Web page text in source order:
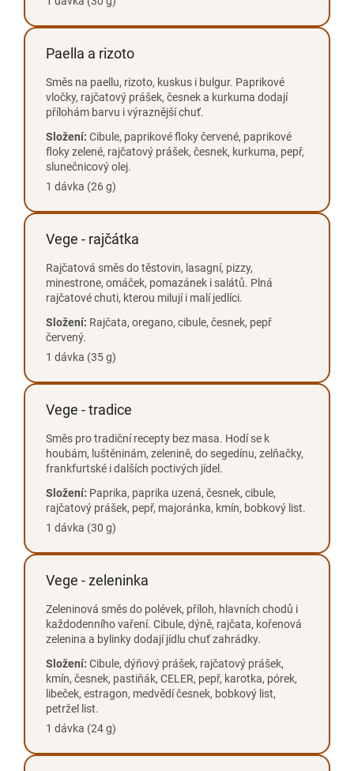
Paella a rizoto
Směs na paellu, rizoto, kuskus i bulgur. Paprikové
vločky, rajčatový prášek, česnek a kurkuma dodají
přílohám barvu i výraznější chuť.
Složení: Cibule, paprikové floky červené, paprikové
floky zelené, rajčatový prášek, česnek, kurkuma, pepř,
slunečnicový olej.
1 dávka (26 g)
Vege - rajčátka
Rajčatová směs do těstovin, lasagní, pizzy,
minestrone, omáček, pomazánek i salátů. Plná
rajčatové chuti, kterou milují i malí jedlíci.
Složení: Rajčata, oregano, cibule, česnek, pepř
červený.
1 dávka (35 g)
Vege - tradice
Směs pro tradiční recepty bez masa. Hodí se k
houbám, luštěninám, zelenině, do segedínu, zelňačky,
frankfurtské i dalších poctivých jídel.
Složení: Paprika, paprika uzená, česnek, cibule,
rajčatový prášek, pepř, majoránka, kmín, bobkový list.
1 dávka (30 g)
Vege - zeleninka
Zeleninová směs do polévek, příloh, hlavních chodů i
každodenního vaření. Cibule, dýně, rajčata, kořenová
zelenina a bylinky dodají jídlu chuť zahrádky.
Složení: Cibule, dýňový prášek, rajčatový prášek,
kmín, česnek, pastiňák, CELER, pepř, karotka, pórek,
libeček, estragon, medvědí česnek, bobkový list,
petržel list.
1 dávka (24 g)